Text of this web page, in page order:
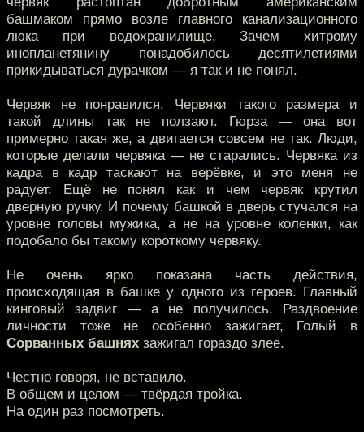
башмаком прямо возле главного канализационного
люка при водохранилище. Зачем хитрому
инопланетянину понадобилось десятилетиями
прикидываться дурачком — я так и не понял.
Червяк не понравился. Червяки такого размера и
такой длины так не ползают. Гюрза — она вот
примерно такая же, а двигается совсем не так. Люди,
которые делали червяка — не старались. Червяка из
кадра в кадр таскают на верёвке, и это меня не
радует. Ещё не понял как и чем червяк крутил
дверную ручку. И почему башкой в дверь стучался на
уровне головы мужика, а не на уровне коленки, как
подобало бы такому короткому червяку.
Не очень ярко показана часть действия,
происходящая в башке у одного из героев. Главный
кинговый задвиг — а не получилось. Раздвоение
личности тоже не особенно зажигает, Голый в
Сорванных башнях зажигал гораздо злее.
Честно говоря, не вставило.
В общем и целом — твёрдая тройка.
На один раз посмотреть.